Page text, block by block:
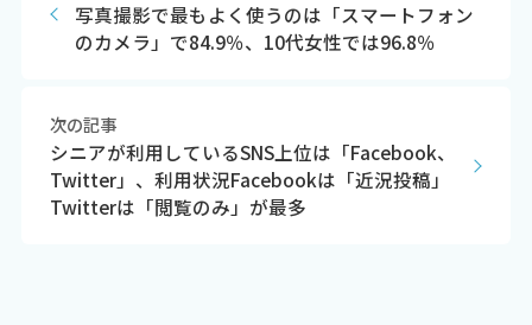
写真撮影で最もよく使うのは「スマートフォン
のカメラ」で84.9％、10代女性では96.8％
次の記事
シニアが利用しているSNS上位は「Facebook、
Twitter」、利用状況Facebookは「近況投稿」
Twitterは「閲覧のみ」が最多